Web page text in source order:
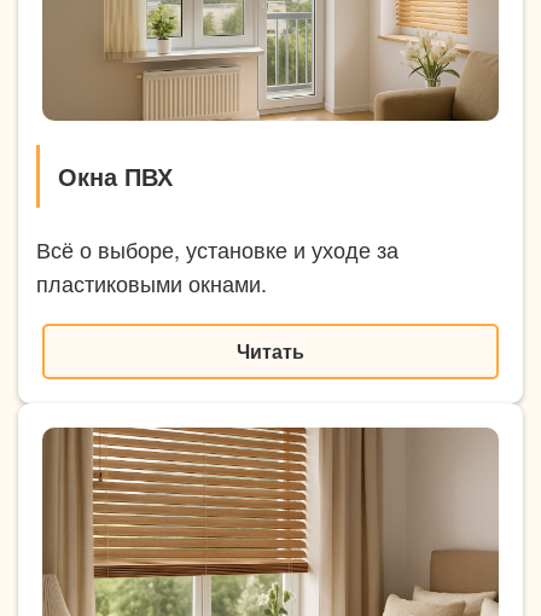
Окна ПВХ
Всё о выборе, установке и уходе за
пластиковыми окнами.
Читать